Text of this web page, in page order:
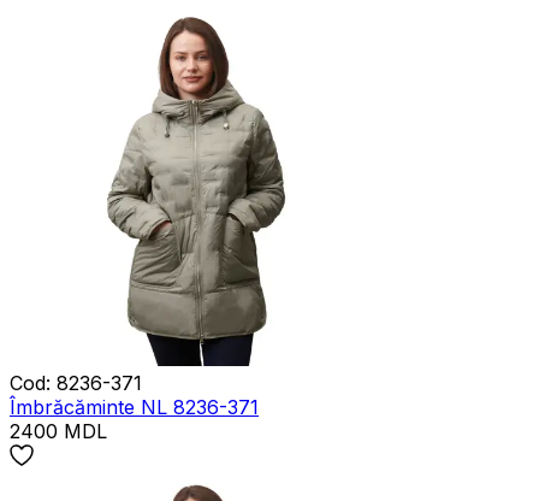
Cod: 8236-371
Îmbrăcăminte NL 8236-371
2400 MDL